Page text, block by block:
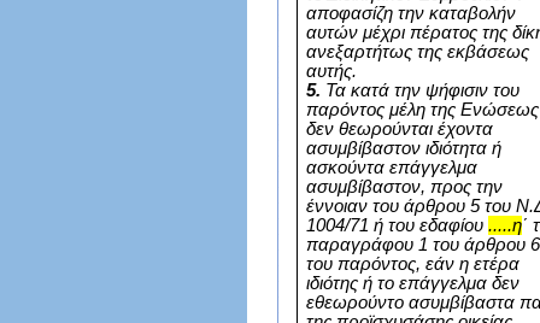
αποφασίζη την καταβολήν
αυτών μέχρι πέρατος της
ανεξαρτήτως της εκβάσεως
αυτής.
5. Τα κατά την ψήφισιν του
παρόντος μέλη της Ενώσεως
δεν θεωρούνται έχοντα
ασυμβίβαστον ιδιότητα ή
ασκούντα επάγγελμα
ασυμβίβαστον, προς την
έννοιαν του άρθρου 5 του
1004/71 ή του εδαφίου.....η΄
παραγράφου 1 του άρθρου 6
του παρόντος, εάν η ετέρα
ιδιότης ή το επάγγελμα δεν
εθεωρούντο ασυμβίβαστα